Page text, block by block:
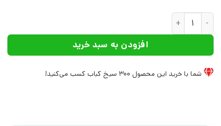
کتاب ایمپالای سرخ | انتشارات افراز عدد
افزودن به سبد خرید
شما با خرید این محصول 300 سیخ کباب کسب می‌کنید!